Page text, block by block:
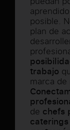
posible.
plan de
trabajo
marca
de chefs
caterings